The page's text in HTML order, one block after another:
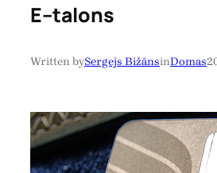
E–talons
Written bySergejs BižānsinDomas